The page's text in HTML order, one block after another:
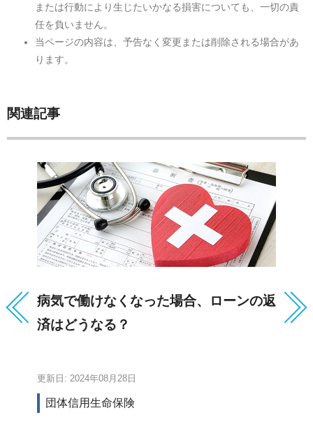
または行動により生じたいかなる損害についても、一切の責
任を負いません。
当ページの内容は、予告なく変更または削除される場合があ
ります。
関連記事
病気で働けなくなった場合、ローンの返
済はどうなる？
更新日: 2024年08月28日
団体信用生命保険
成